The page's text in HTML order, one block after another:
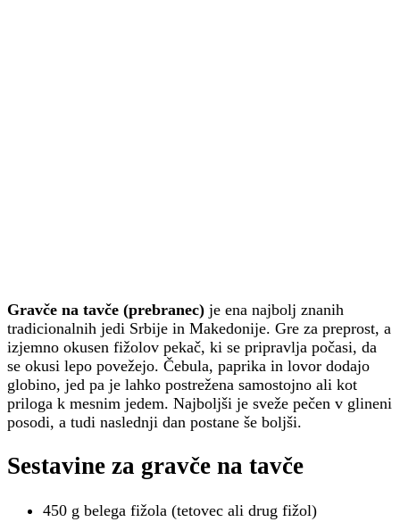
Gravče na tavče (prebranec) je ena najbolj znanih
tradicionalnih jedi Srbije in Makedonije. Gre za preprost, a
izjemno okusen fižolov pekač, ki se pripravlja počasi, da
se okusi lepo povežejo. Čebula, paprika in lovor dodajo
globino, jed pa je lahko postrežena samostojno ali kot
priloga k mesnim jedem. Najboljši je sveže pečen v glineni
posodi, a tudi naslednji dan postane še boljši.
Sestavine za gravče na tavče
450 g belega fižola (tetovec ali drug fižol)